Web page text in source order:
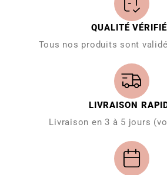
QUALITÉ
Tous nos produits sont
LIVRAISON
Livraison en 3 à 5 jours